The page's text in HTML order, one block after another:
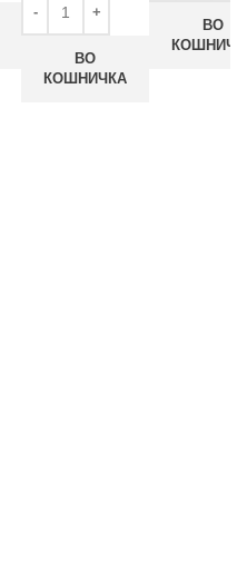
ВО
КОШНИЧКА
ВО